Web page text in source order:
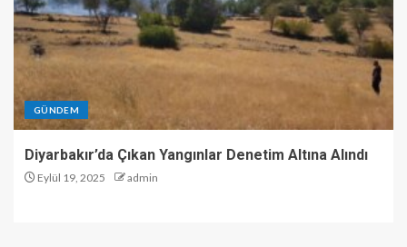
GÜNDEM
Diyarbakır’da Çıkan Yangınlar Denetim Altına Alındı
Eylül 19, 2025 admin